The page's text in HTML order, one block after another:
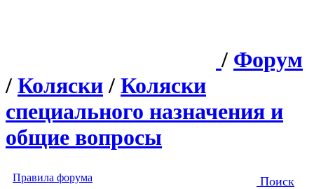
/ Форум
/ Коляски / Коляски
специального назначения и
общие вопросы
Правила форума Поиск